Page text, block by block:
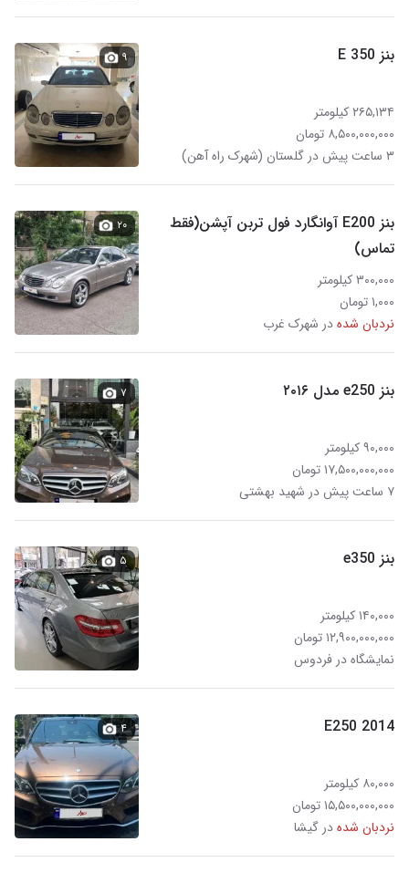
بنز E 350
۲۶۵,۱۳۴ کیلومتر
۸,۵۰۰,۰۰۰,۰۰۰ تومان
۳ ساعت پیش در گلستان (شهرک راه آهن)
۹
بنز E200 آوانگارد فول تربن آپشن(فقط
تماس)
۳۰۰,۰۰۰ کیلومتر
۱,۰۰۰ تومان
نردبان شدهدر شهرک غرب
۲۰
بنز e250 مدل ۲۰۱۶
۹۰,۰۰۰ کیلومتر
۱۷,۵۰۰,۰۰۰,۰۰۰ تومان
۷ ساعت پیش در شهید بهشتی
۷
بنز e350
۱۴۰,۰۰۰ کیلومتر
۱۲,۹۰۰,۰۰۰,۰۰۰ تومان
نمایشگاه در فردوس
۵
E250 2014
۸۰,۰۰۰ کیلومتر
۱۵,۵۰۰,۰۰۰,۰۰۰ تومان
نردبان شدهدر گیشا
۴